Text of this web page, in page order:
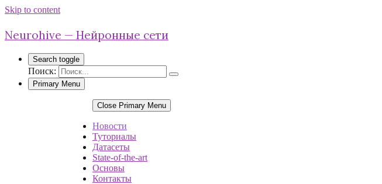
Skip to content
Neurohive — Нейронные сети
Search toggle
Поиск:
Primary Menu
Close Primary Menu
Новости
Туториалы
Датасеты
State-of-the-art
Основы
Контакты